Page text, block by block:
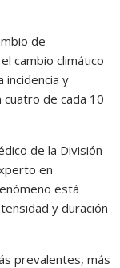
de
cambio climático
incidencia y
cuatro de cada 10
de la División
en
está
y duración
prevalentes, más